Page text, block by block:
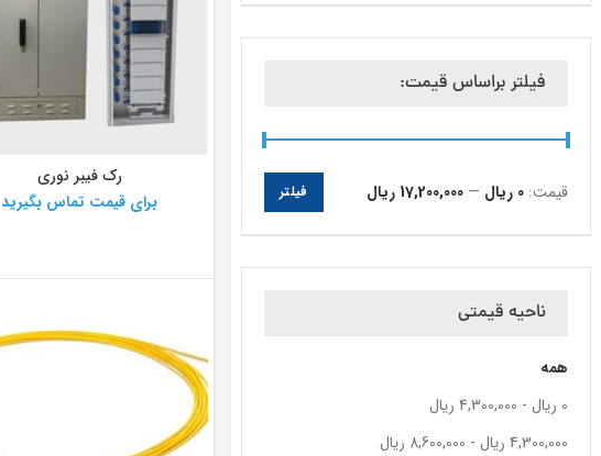
فیلتر براساس قیمت:
فیلتر قیمت: 0 ریال — 17,200,000 ریال
ناحیه قیمتی
همه
0 ریال -
4,300,000 ریال
4,300,000 ریال -
8,600,000 ریال
رک فیبر نوری
برای قیمت تماس بگیرید